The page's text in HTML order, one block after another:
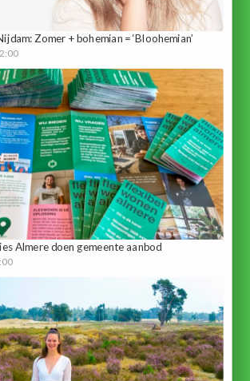
Zomer + bohemian = ‘Bloohemian’
Almere doen gemeente aanbod